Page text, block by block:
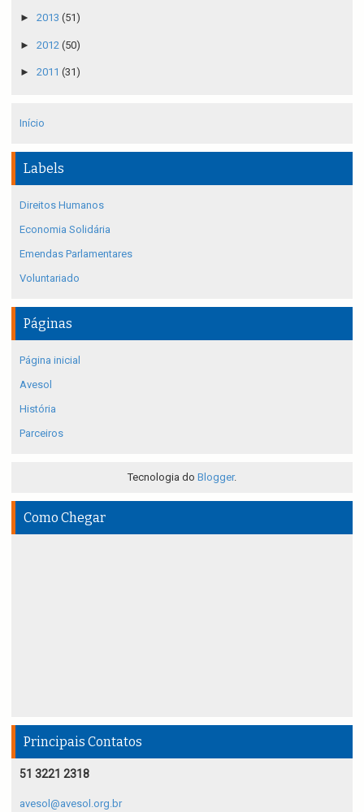
► 2013 (51)
► 2012 (50)
► 2011 (31)
Início
Labels
Direitos Humanos
Economia Solidária
Emendas Parlamentares
Voluntariado
Páginas
Página inicial
Avesol
História
Parceiros
Tecnologia do Blogger.
Como Chegar
Principais Contatos
51 3221 2318
avesol@avesol.org.br